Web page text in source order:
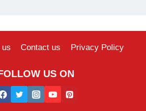
us Contact us Privacy Policy
US ON